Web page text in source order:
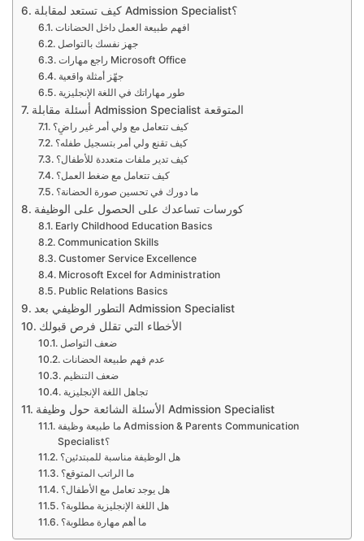
كيف تستعد لمقابلة Admission Specialist؟
افهم طبيعة العمل داخل الحضانات
جهز نفسك بالتواصل
راجع مهارات Microsoft Office
جهّز أمثلة واقعية
طور مهاراتك في اللغة الإنجليزية
أسئلة مقابلة Admission Specialist المتوقعة
كيف تتعامل مع ولي أمر غير راضٍ؟
كيف تقنع ولي أمر بتسجيل طفله؟
كيف تدير ملفات متعددة للأطفال؟
كيف تتعامل مع ضغط العمل؟
ما دورك في تحسين صورة الحضانة؟
كورسات تساعدك على الحصول على الوظيفة
Early Childhood Education Basics
Communication Skills
Customer Service Excellence
Microsoft Excel for Administration
Public Relations Basics
التطور الوظيفي بعد Admission Specialist
الأخطاء التي تقلل فرص قبولك
ضعف التواصل
عدم فهم طبيعة الحضانات
ضعف التنظيم
تجاهل اللغة الإنجليزية
الأسئلة الشائعة حول وظيفة Admission Specialist
ما طبيعة وظيفة Admission & Parents Communication
Specialist؟
هل الوظيفة مناسبة للمبتدئين؟
ما الراتب المتوقع؟
هل يوجد تعامل مع الأطفال؟
هل اللغة الإنجليزية مطلوبة؟
ما أهم مهارة مطلوبة؟